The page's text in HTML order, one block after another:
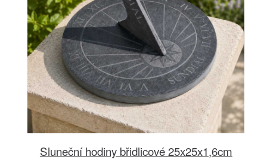
Sluneční hodiny břidlicové 25x25x1,6cm